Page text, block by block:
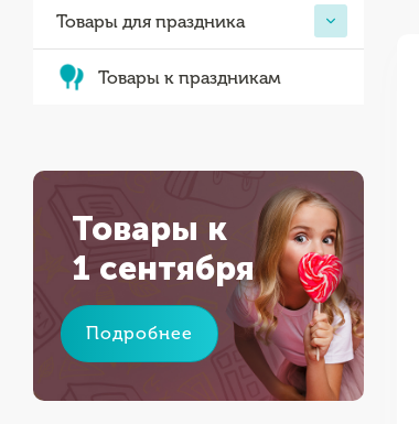
Товары для праздника
Товары к праздникам
Товары к
1 сентября
Подробнее
пакет 10х10
(производство) 1 шт
1руб / шт